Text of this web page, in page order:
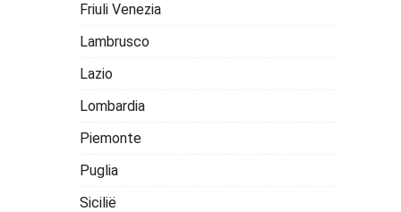
Friuli Venezia
Lambrusco
Lazio
Lombardia
Piemonte
Puglia
Sicilië